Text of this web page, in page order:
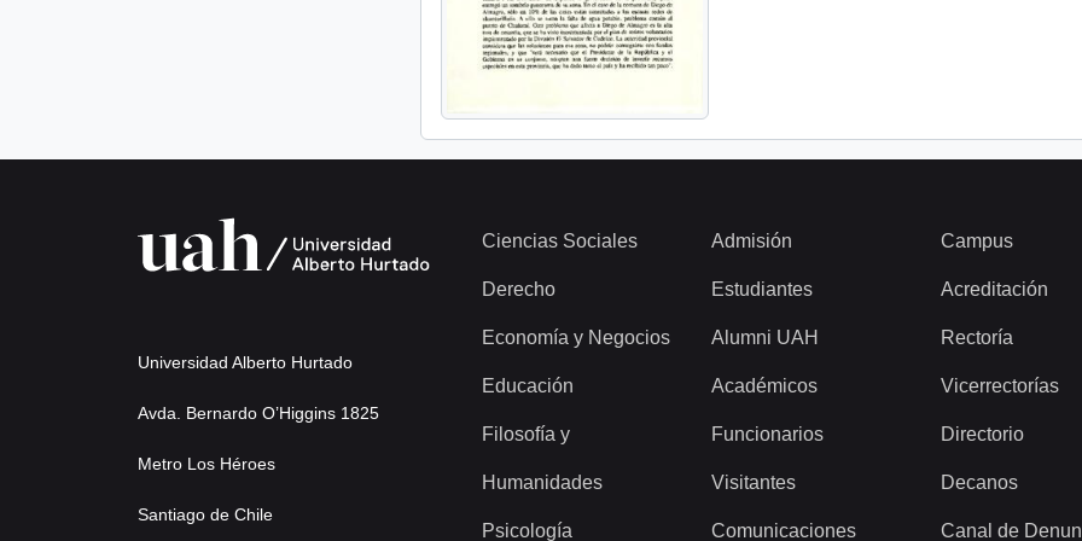
Universidad Alberto Hurtado
Avda. Bernardo O’Higgins 1825
Metro Los Héroes
Santiago de Chile
Ciencias Sociales
Derecho
Economía y Negocios
Educación
Filosofía y
Humanidades
Psicología
Admisión
Estudiantes
Alumni UAH
Académicos
Funcionarios
Visitantes
Comunicaciones
Campus
Acreditación
Rectoría
Vicerrectorías
Directorio
Decanos
Canal de